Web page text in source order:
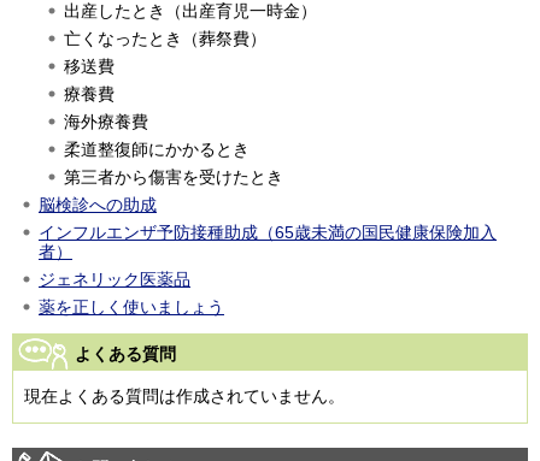
出産したとき（出産育児一時金）
亡くなったとき（葬祭費）
移送費
療養費
海外療養費
柔道整復師にかかるとき
第三者から傷害を受けたとき
脳検診への助成
インフルエンザ予防接種助成（65歳未満の国民健康保険加入
者）
ジェネリック医薬品
薬を正しく使いましょう
よくある質問
現在よくある質問は作成されていません。